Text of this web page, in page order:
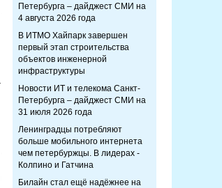
Петербурга – дайджест СМИ на
4 августа 2026 года
В ИТМО Хайпарк завершен
первый этап строительства
объектов инженерной
инфраструктуры
Новости ИТ и телекома Санкт-
Петербурга – дайджест СМИ на
31 июля 2026 года
Ленинградцы потребляют
больше мобильного интернета
чем петербуржцы. В лидерах -
Колпино и Гатчина
Билайн стал ещё надёжнее на